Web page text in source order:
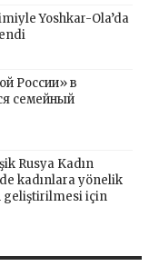
Yoshkar-Ola’da
России» в
семейный
Rusya Kadın
kadınlara yönelik
geliştirilmesi için